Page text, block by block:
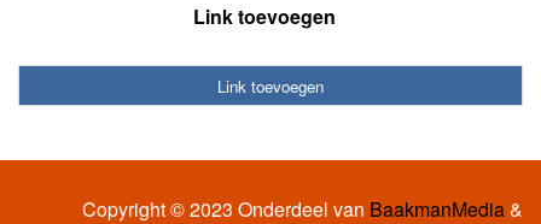
Link toevoegen
Link toevoegen
Copyright © 2023 Onderdeel van BaakmanMedia&